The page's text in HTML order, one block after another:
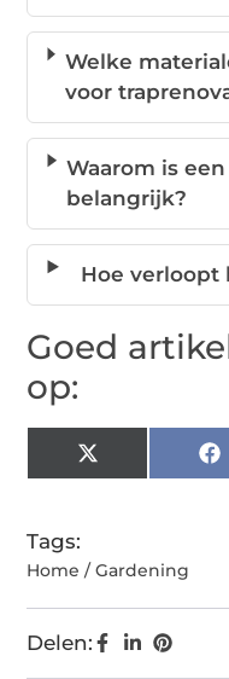
Welke
voor
Waarom is
belangrijk?
Hoe verloopt
Goed
op:
X
(Twitter)
Tags:
Home / Gardening
Delen: